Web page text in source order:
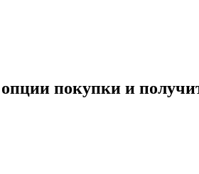
покупки и